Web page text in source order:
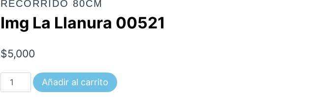
RECORRIDO 80CM
Img La Llanura 00521
$5,000
Img
La
Añadir al carrito